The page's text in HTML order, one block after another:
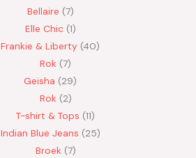
Bellaire 7
Elle Chic 1
Frankie & Liberty 40
Rok 7
Geisha
29
Rok 2
T-shirt & Tops 11
Indian Blue Jeans 25
Broek 7